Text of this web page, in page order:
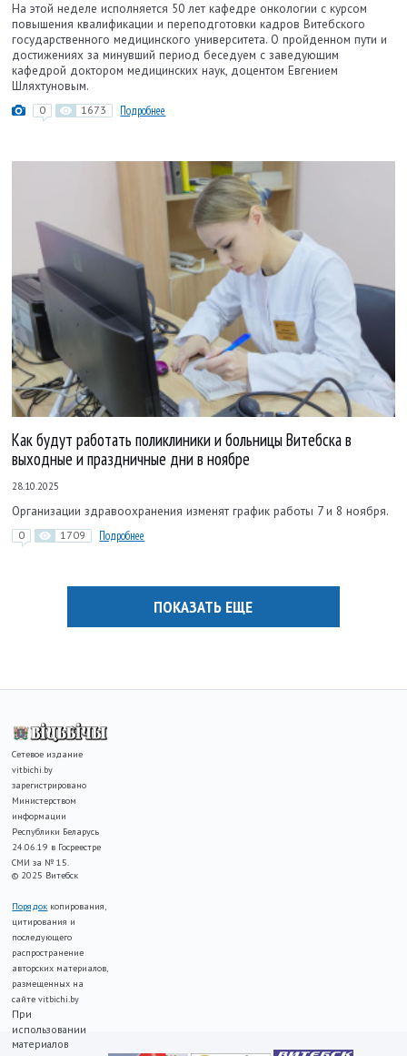
На этой неделе исполняется 50 лет кафедре онкологии с курсом
повышения квалификации и переподготовки кадров Витебского
государственного медицинского университета. О пройденном пути и
достижениях за минувший период беседуем с заведующим
кафедрой доктором медицинских наук, доцентом Евгением
Шляхтуновым.
0 1673 Подробнее
Как будут работать поликлиники и больницы Витебска в
выходные и праздничные дни в ноябре
28.10.2025
Организации здравоохранения изменят график работы 7 и 8 ноября.
0 1709 Подробнее
ПОКАЗАТЬ ЕЩЕ
Сетевое издание
vitbichi.by
зарегистрировано
Министерством
информации
Республики Беларусь
24.06.19 в Госреестре
СМИ за № 15.
© 2025 Витебск
Порядок копирования,
цитирования и
последующего
распространение
авторских материалов,
размещенных на
сайте vitbichi.by
При
использовании
материалов